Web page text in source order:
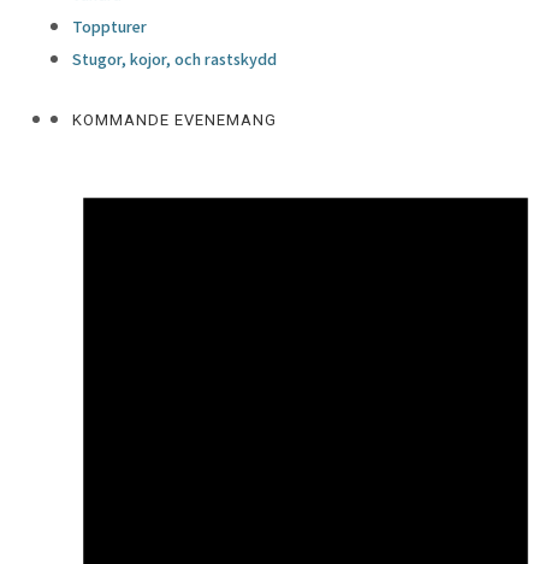
Toppturer
Stugor, kojor, och rastskydd
KOMMANDE EVENEMANG